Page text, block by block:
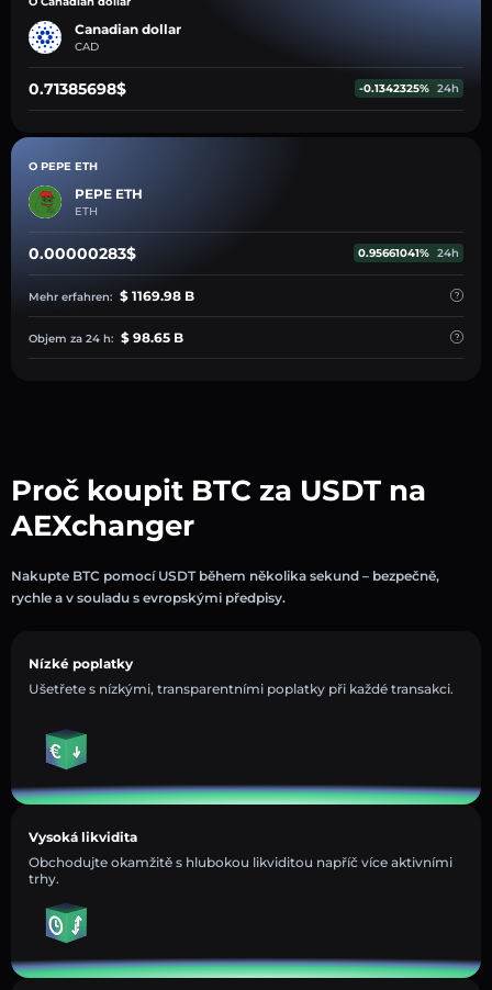
Canadian dollar
CAD
0.71385698$ -0.1342325% 24h
O PEPE ETH
PEPE ETH
ETH
0.00000283$ 0.95661041% 24h
Mehr erfahren: $ 1169.98 B
Objem za 24 h: $ 98.65 B
Proč koupit BTC za USDT na
AEXchanger
Nakupte BTC pomocí USDT během několika sekund – bezpečně,
rychle a v souladu s evropskými předpisy.
Nízké poplatky
Ušetřete s nízkými, transparentními poplatky při každé transakci.
Vysoká likvidita
Obchodujte okamžitě s hlubokou likviditou napříč více aktivními
trhy.